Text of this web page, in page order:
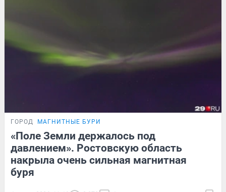
ГОРОД МАГНИТНЫЕ БУРИ
«Поле Земли держалось под
давлением». Ростовскую область
накрыла очень сильная магнитная
буря